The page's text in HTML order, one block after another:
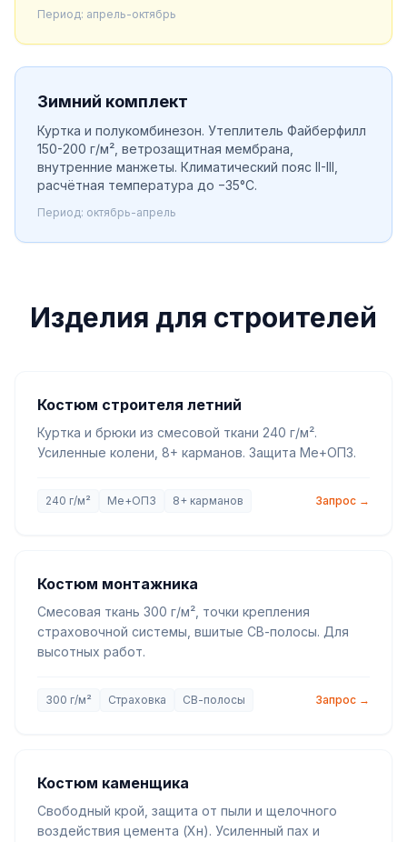
Период: апрель-октябрь
Зимний комплект
Куртка и полукомбинезон. Утеплитель Файберфилл
150-200 г/м², ветрозащитная мембрана,
внутренние манжеты. Климатический пояс II-III,
расчётная температура до −35°С.
Период: октябрь-апрель
Изделия для строителей
Костюм строителя летний
Куртка и брюки из смесовой ткани 240 г/м².
Усиленные колени, 8+ карманов. Защита Ме+ОПЗ.
240 г/м² Ме+ОПЗ 8+ карманов Запрос →
Костюм монтажника
Смесовая ткань 300 г/м², точки крепления
страховочной системы, вшитые СВ-полосы. Для
высотных работ.
300 г/м² Страховка СВ-полосы Запрос →
Костюм каменщика
Свободный крой, защита от пыли и щелочного
воздействия цемента (Хн). Усиленный пах и